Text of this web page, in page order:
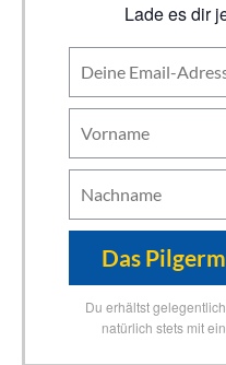
Lade es dir
Du erhältst
natürlich stets mit